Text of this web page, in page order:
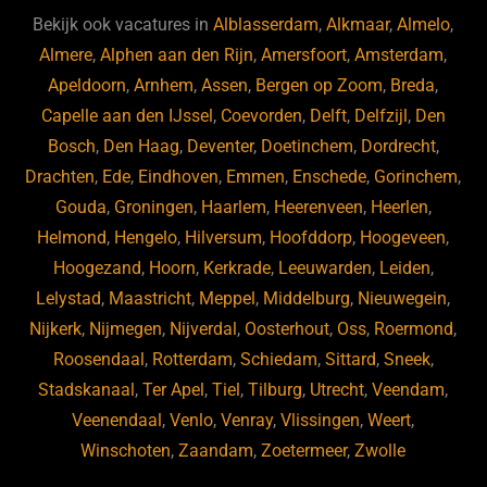
b
o
o
k
ky dI
n
Bekijk ook vacatures inAlblasserdam,Alkmaar,Almelo,
Almere,Alphen aan den Rijn,Amersfoort,Amsterdam,
Apeldoorn,Arnhem,Assen, Bergen op Zoom, Breda,
Capelle aan den IJssel , Coevorden, Delft, Delfzijl , Den
Bosch, Den Haag, Deventer, Doetinchem, Dordrecht,
Drachten, Ede, Eindhoven, Emmen, Enschede, Gorinchem,
Gouda, Groningen, Haarlem, Heerenveen, Heerlen,
Helmond, Hengelo, Hilversum, Hoofddorp, Hoogeveen,
Hoogezand, Hoorn, Kerkrade, Leeuwarden, Leiden,
Lelystad, Maastricht, Meppel , Middelburg, Nieuwegein,
Nijkerk, Nijmegen, Nijverdal , Oosterhout, Oss, Roermond,
Roosendaal , Rotterdam, Schiedam, Sittard, Sneek,
Stadskanaal ,Ter Apel ,Tiel ,Tilburg, Utrecht,Veendam,
Veenendaal ,Venlo,Venray,Vlissingen,Weert,
Winschoten,Zaandam,Zoetermeer,Zwolle